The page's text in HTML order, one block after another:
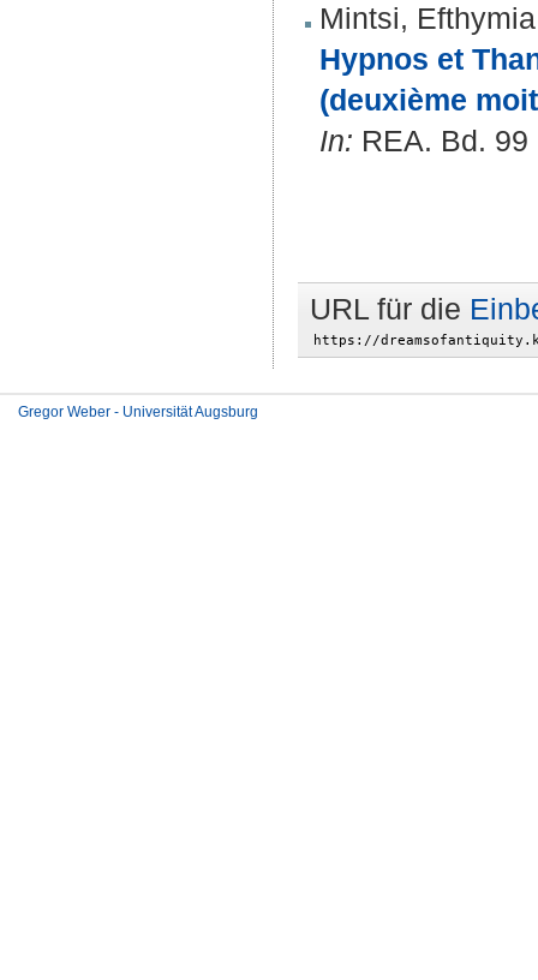
Mintsi, Efthymia
Hypnos et
(deuxième
In: REA. Bd.
URL für die
Gregor Weber - Universität Augsburg